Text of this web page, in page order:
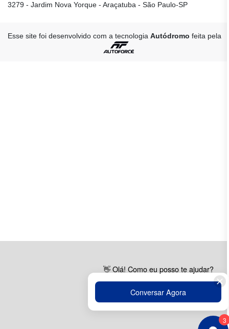
3279 - Jardim Nova Yorque - Araçatuba - São Paulo-SP
Esse site foi desenvolvido com a tecnologia Autódromo feita pela